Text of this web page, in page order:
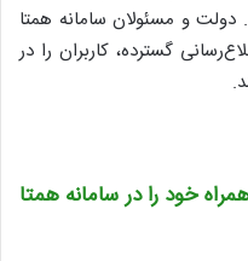
دولت و مسئولان سامانه همتا
گسترده، کاربران را در
خود را در سامانه همتا